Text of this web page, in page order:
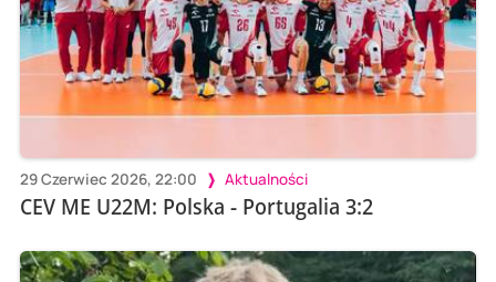
29 Czerwiec 2026, 22:00 Aktualności
CEV ME U22M: Polska - Portugalia 3:2